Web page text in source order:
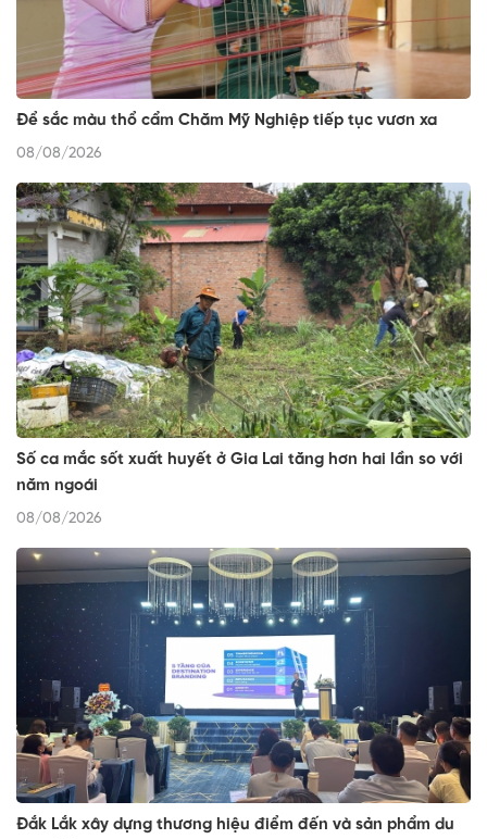
Để sắc màu thổ cẩm Chăm Mỹ Nghiệp tiếp tục vươn xa
08/08/2026
Số ca mắc sốt xuất huyết ở Gia Lai tăng hơn hai lần so với
năm ngoái
08/08/2026
Đắk Lắk xây dựng thương hiệu điểm đến và sản phẩm du